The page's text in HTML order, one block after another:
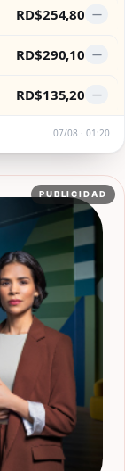
RD$254,80 —
RD$290,10 —
RD$135,20 —
07/08 · 01:20
PUBLICIDAD